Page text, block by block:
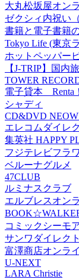
大丸松坂屋オン
ゼクシィ内祝い
書籍と電子書籍
Tokyo Life (東京
ホットペッパー
【J-TRIP】国内
TOWER
電子貸本 Renta！
シャディ
CD&DVD
エレコムダイレ
集英社 HAPPY
フジテレビフラ
ベルーナグルメ
47CLUB
ルミナスクラブ
エルブレスオン
コミックシーモ
サンワダイレクト
富澤商店オンラ
U-NEXT
LARA Christie